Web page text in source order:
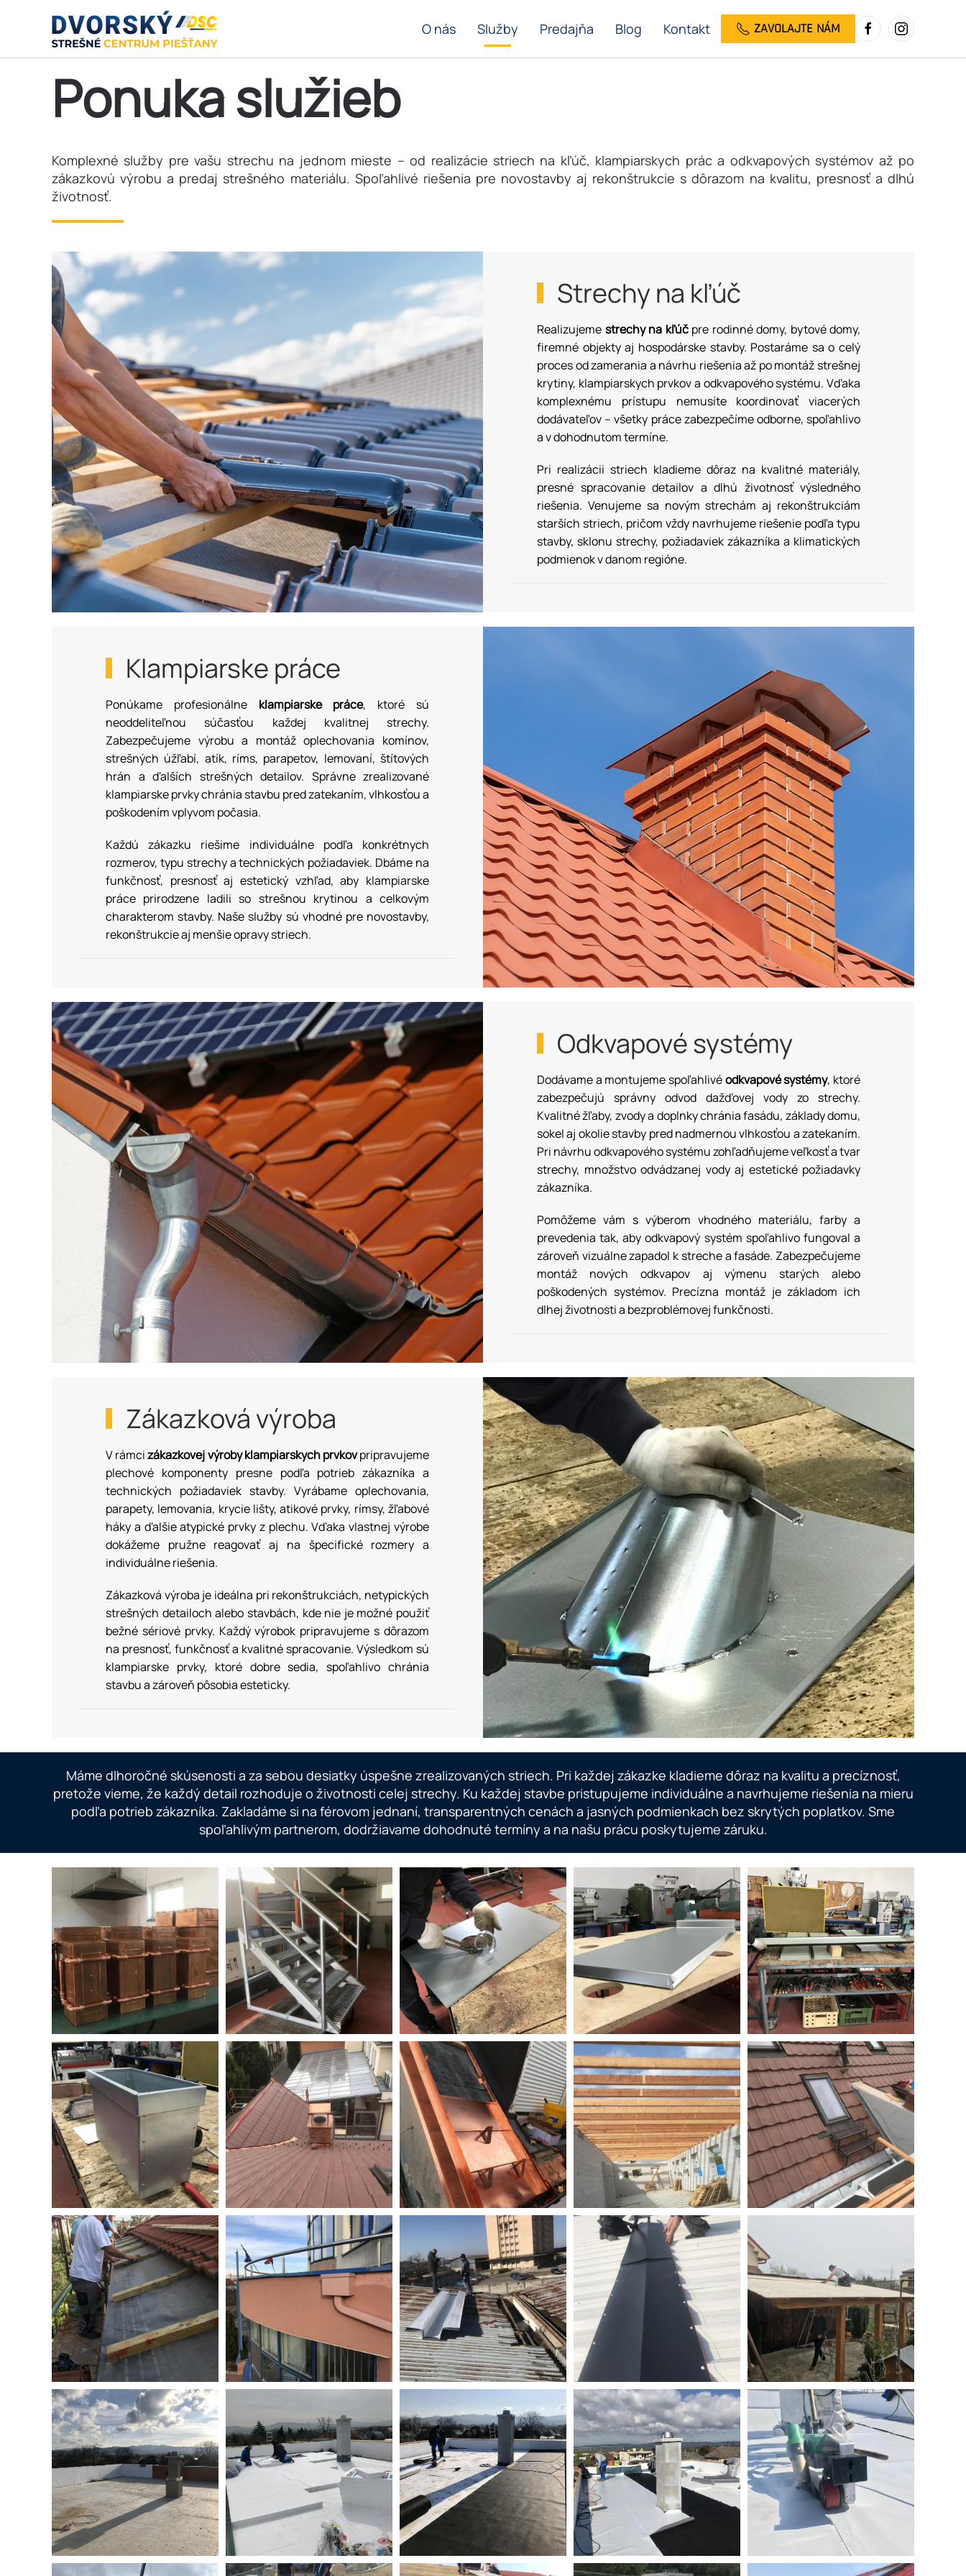
Skip to main content O nás Služby Predajňa Blog Kontakt ZAVOLAJTE NÁM
Ponuka služieb
Komplexné služby pre vašu strechu na jednom mieste – od realizácie striech na kľúč, klampiarskych prác a odkvapových systémov až po
zákazkovú výrobu a predaj strešného materiálu. Spoľahlivé riešenia pre novostavby aj rekonštrukcie s dôrazom na kvalitu, presnosť a dlhú
životnosť.
Strechy na kľúč
Realizujeme strechy na kľúčpre rodinné domy, bytové domy,
firemné objekty aj hospodárske stavby. Postaráme sa o celý
proces od zamerania a návrhu riešenia až po montáž strešnej
krytiny, klampiarskych prvkov a odkvapového systému. Vďaka
komplexnému prístupu nemusíte koordinovať viacerých
dodávateľov – všetky práce zabezpečíme odborne, spoľahlivo
a v dohodnutom termíne.
Pri realizácii striech kladieme dôraz na kvalitné materiály,
presné spracovanie detailov a dlhú životnosť výsledného
riešenia. Venujeme sa novým strechám aj rekonštrukciám
starších striech, pričom vždy navrhujeme riešenie podľa typu
stavby, sklonu strechy, požiadaviek zákazníka a klimatických
podmienok v danom regióne.
Klampiarske práce
Ponúkame profesionálne klampiarske práce, ktoré sú
neoddeliteľnou súčasťou každej kvalitnej strechy.
Zabezpečujeme výrobu a montáž oplechovania komínov,
strešných úžľabí, atík, ríms, parapetov, lemovaní, štítových
hrán a ďalších strešných detailov. Správne zrealizované
klampiarske prvky chránia stavbu pred zatekaním, vlhkosťou a
poškodením vplyvom počasia.
Každú zákazku riešime individuálne podľa konkrétnych
rozmerov, typu strechy a technických požiadaviek. Dbáme na
funkčnosť, presnosť aj estetický vzhľad, aby klampiarske
práce prirodzene ladili so strešnou krytinou a celkovým
charakterom stavby. Naše služby sú vhodné pre novostavby,
rekonštrukcie aj menšie opravy striech.
Odkvapové systémy
Dodávame a montujeme spoľahlivéodkvapové systémy, ktoré
zabezpečujú správny odvod dažďovej vody zo strechy.
Kvalitné žľaby, zvody a doplnky chránia fasádu, základy domu,
sokel aj okolie stavby pred nadmernou vlhkosťou a zatekaním.
Pri návrhu odkvapového systému zohľadňujeme veľkosť a tvar
strechy, množstvo odvádzanej vody aj estetické požiadavky
zákazníka.
Pomôžeme vám s výberom vhodného materiálu, farby a
prevedenia tak, aby odkvapový systém spoľahlivo fungoval a
zároveň vizuálne zapadol k streche a fasáde. Zabezpečujeme
montáž nových odkvapov aj výmenu starých alebo
poškodených systémov. Precízna montáž je základom ich
dlhej životnosti a bezproblémovej funkčnosti.
Zákazková výroba
V rámcizákazkovej výroby klampiarskych prvkovpripravujeme
plechové komponenty presne podľa potrieb zákazníka a
technických požiadaviek stavby. Vyrábame oplechovania,
parapety, lemovania, krycie lišty, atikové prvky, rímsy, žľabové
háky a ďalšie atypické prvky z plechu. Vďaka vlastnej výrobe
dokážeme pružne reagovať aj na špecifické rozmery a
individuálne riešenia.
Zákazková výroba je ideálna pri rekonštrukciách, netypických
strešných detailoch alebo stavbách, kde nie je možné použiť
bežné sériové prvky. Každý výrobok pripravujeme s dôrazom
na presnosť, funkčnosť a kvalitné spracovanie. Výsledkom sú
klampiarske prvky, ktoré dobre sedia, spoľahlivo chránia
stavbu a zároveň pôsobia esteticky.
Máme dlhoročné skúsenosti a za sebou desiatky úspešne zrealizovaných striech. Pri každej zákazke kladieme dôraz na kvalitu a precíznosť,
pretože vieme, že každý detail rozhoduje o životnosti celej strechy. Ku každej stavbe pristupujeme individuálne a navrhujeme riešenia na mieru
podľa potrieb zákazníka. Zakladáme si na férovom jednaní, transparentných cenách a jasných podmienkach bez skrytých poplatkov. Sme
spoľahlivým partnerom, dodržiavame dohodnuté termíny a na našu prácu poskytujeme záruku.